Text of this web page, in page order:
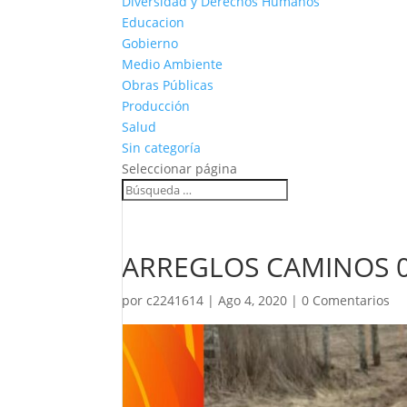
Educacion
Gobierno
Medio Ambiente
Obras Públicas
Producción
Salud
Sin categoría
Seleccionar página
ARREGLOS CAMINOS
porc2241614 |Ago 4, 2020 |0 Comentarios